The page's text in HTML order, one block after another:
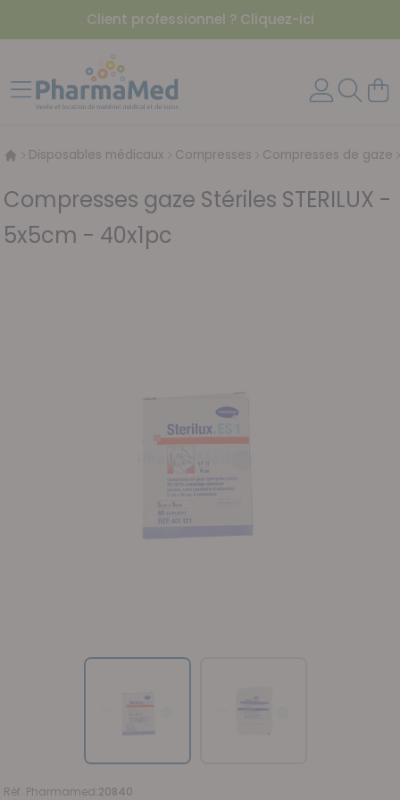
Client professionnel ? Cliquez-ici
Affichage navigation
Disposables médicaux Compresses Compresses de gaze
Compresses gaze Stériles STERILUX -
5x5cm - 40x1pc
Réf. Pharmamed:20840